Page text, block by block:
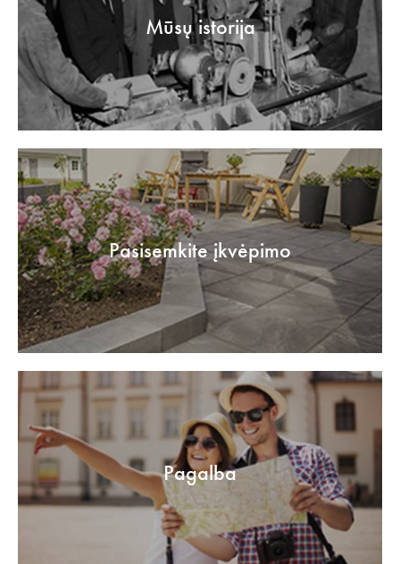
Mūsų istorija
Pasisemkite įkvėpimo
Pagalba